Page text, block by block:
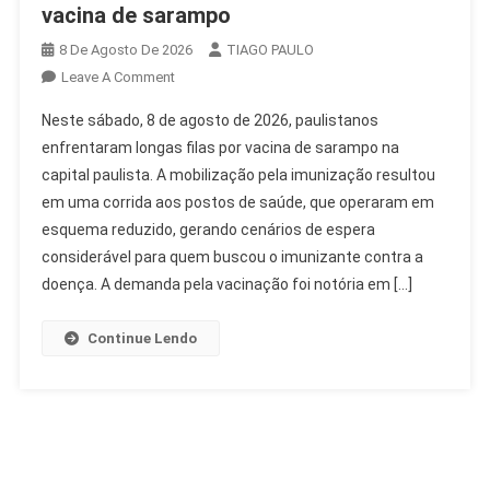
vacina de sarampo
8 De Agosto De 2026
TIAGO PAULO
Leave A CommentOn
Enfrentam
Longas
Filas
Por
Vacina
De
Sarampo
Neste sábado, 8 de agosto de 2026, paulistanos
enfrentaram longas filas por vacina de sarampo na
capital paulista. A mobilização pela imunização resultou
em uma corrida aos postos de saúde, que operaram em
esquema reduzido, gerando cenários de espera
considerável para quem buscou o imunizante contra a
doença. A demanda pela vacinação foi notória em […]
Continue Lendo